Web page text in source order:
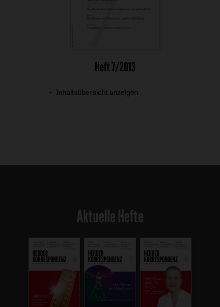
Heft 7/2013
Inhaltsübersicht anzeigen
Aktuelle Hefte